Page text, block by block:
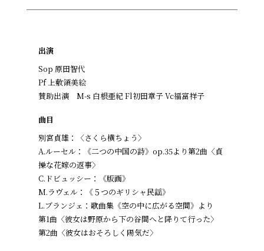
出演
Sop 原田智代
Pf 上敷領美絵
賛助出演 M-s 白根亜紀 Fl初田章子 Vc福富祥子
曲目
別宮貞雄：〈さくら横ちょう〉
A.ルーセル：《二つの中国の詩》op.35より第2曲〈貞
操な花嫁の返事〉
C.ドビュッシー：《版画》
M.ラヴェル：《５つのギリシャ民謡》
L.ブランジェ：歌曲集《空の中に広がる空間》より
第1曲〈彼女は野原から下の谷間へと降りて行った〉
第2曲〈彼女はおそろしく陽気だ〉